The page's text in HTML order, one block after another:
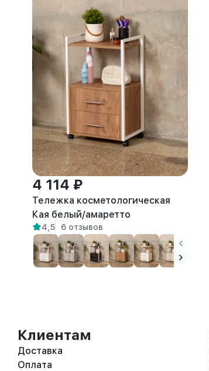
4 114 ₽
Тележка косметологическая
Кая белый/амаретто
4,5 6 отзывов
Клиентам
Доставка
Оплата